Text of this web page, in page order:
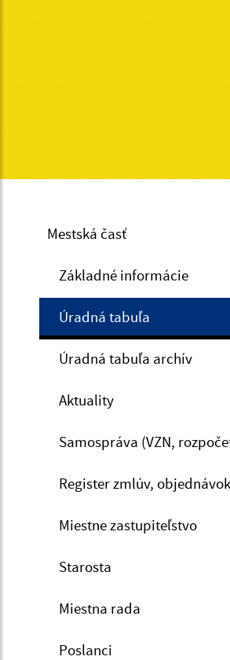
Mestská časť
Základné informácie
Úradná tabuľa
Úradná tabuľa archív
Aktuality
Samospráva (VZN,
Register zmlúv,
Miestne zastupiteľstvo
Starosta
Miestna rada
Poslanci